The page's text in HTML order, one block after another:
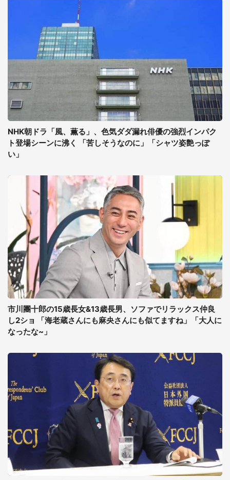
NHK朝ドラ「風、薫る」、色気ダダ漏れ俳優の強烈インパク
ト登場シーンに沸く 「苦しそうなのに」「シャツ姿艶っぽ
い」
市川團十郎の15歳長女&13歳長男、ソファでリラックス仲良
し2ショ 「海老蔵さんにも麻央さんにも似てますね」「大人に
なったな~」